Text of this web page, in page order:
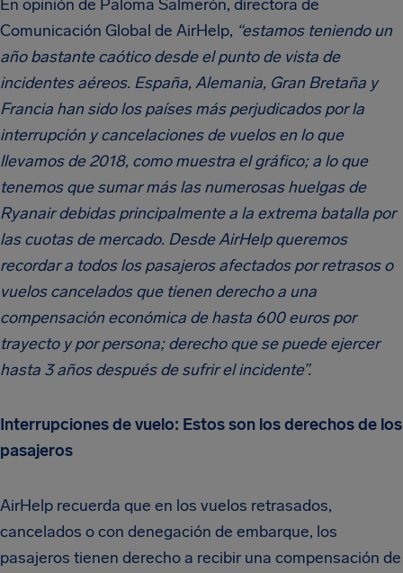
En opinión de Paloma Salmerón, directora de
Comunicación Global de AirHelp, “estamos teniendo un
año bastante caótico desde el punto de vista de
incidentes aéreos. España, Alemania, Gran Bretaña y
Francia han sido los países más perjudicados por la
interrupción y cancelaciones de vuelos en lo que
llevamos de 2018, como muestra el gráfico; a lo que
tenemos que sumar más las numerosas huelgas de
Ryanair debidas principalmente a la extrema batalla por
las cuotas de mercado. Desde AirHelp queremos
recordar a todos los pasajeros afectados por retrasos o
vuelos cancelados que tienen derecho a una
compensación económica de hasta 600 euros por
trayecto y por persona; derecho que se puede ejercer
hasta 3 años después de sufrir el incidente”.
Interrupciones de vuelo: Estos son los derechos de los
pasajeros
AirHelp recuerda que en los vuelos retrasados,
cancelados o con denegación de embarque, los
pasajeros tienen derecho a recibir una compensación de